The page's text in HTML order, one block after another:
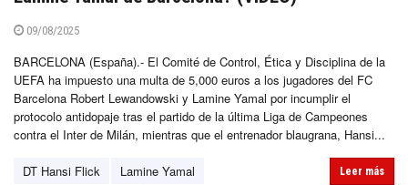
09/08/2025
BARCELONA (España).- El Comité de Control, Ética y Disciplina de la
UEFA ha impuesto una multa de 5,000 euros a los jugadores del FC
Barcelona Robert Lewandowski y Lamine Yamal por incumplir el
protocolo antidopaje tras el partido de la última Liga de Campeones
contra el Inter de Milán, mientras que el entrenador blaugrana, Hansi...
DT Hansi Flick
Lamine Yamal
Leer más